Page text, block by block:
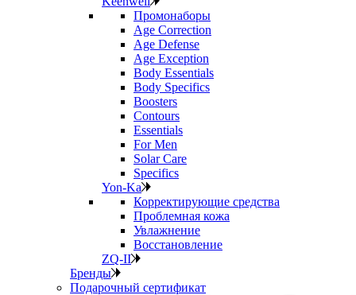
Промонаборы
Age Correction
Age Defense
Age Exception
Body Essentials
Body Specifics
Boosters
Contours
Essentials
For Men
Solar Care
Specifics
Yon-Ka
Корректирующие средства
Проблемная кожа
Увлажнение
Восстановление
ZQ-II
Бренды
Подарочный сертификат